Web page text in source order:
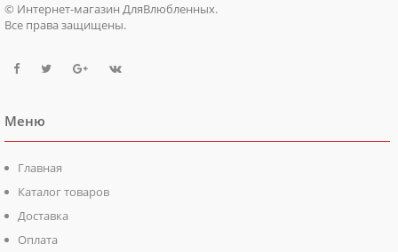
© Интернет-магазин ДляВлюбленных.
Все права защищены.
Меню
Главная
Каталог товаров
Доставка
Оплата